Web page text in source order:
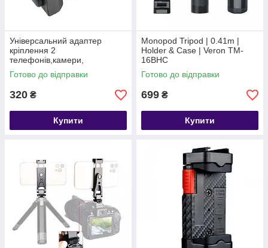
Універсальний адаптер
кріплення 2
телефонів,камери,
фотоапарату,GoPro VC-20
Готово до відправки
320 ₴
Купити
Monopod Tripod | 0.41m |
Holder & Case | Veron TM-
16BHC
Готово до відправки
699 ₴
Купити